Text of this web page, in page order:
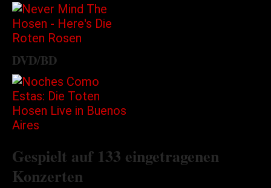
DVD/BD
Gespielt auf 133 eingetragenen
Konzerten